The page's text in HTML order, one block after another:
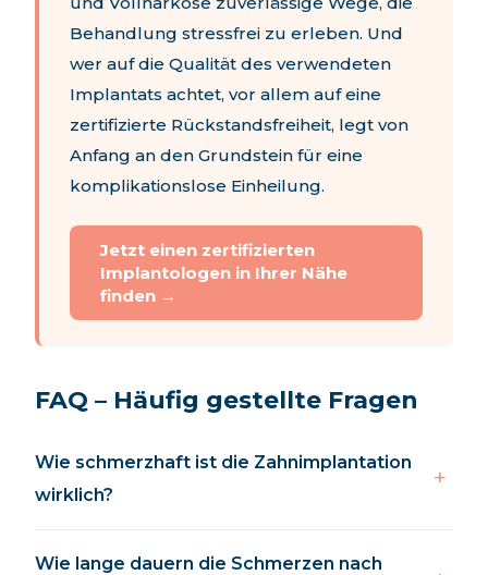
Behandlung stressfrei zu erleben. Und
wer auf die Qualität des verwendeten
Implantats achtet, vor allem auf eine
zertifizierte Rückstandsfreiheit, legt von
Anfang an den Grundstein für eine
komplikationslose Einheilung.
Jetzt einen zertifizierten
Implantologen in Ihrer Nähe
finden →
FAQ – Häufig gestellte Fragen
Wie schmerzhaft ist die Zahnimplantation
wirklich?
Wie lange dauern die Schmerzen nach